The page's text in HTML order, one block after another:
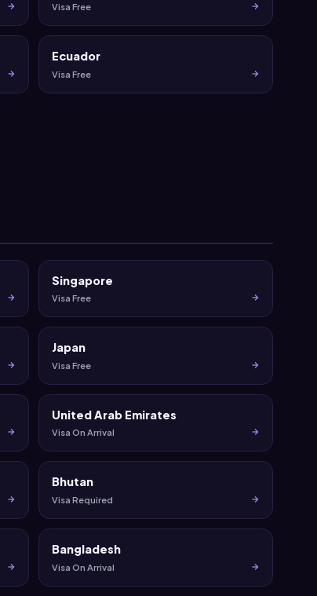
Visa Free
Ecuador
Visa Free
Singapore
Visa Free
Japan
Visa Free
United Arab Emirates
Visa On Arrival
Bhutan
Visa Required
Bangladesh
Visa On Arrival